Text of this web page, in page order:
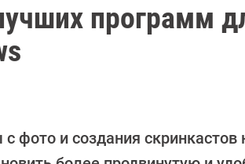
программ
фото и создания